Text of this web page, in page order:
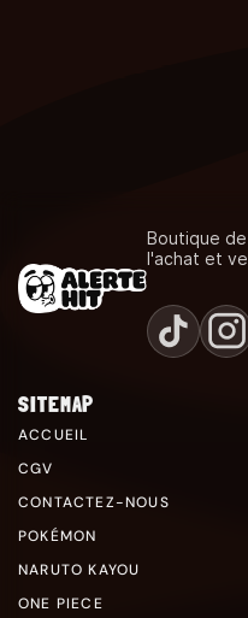
Boutique
l'achat et
SITEMAP
ACCUEIL
CGV
CONTACTEZ-NOUS
POKÉMON
NARUTO KAYOU
ONE PIECE